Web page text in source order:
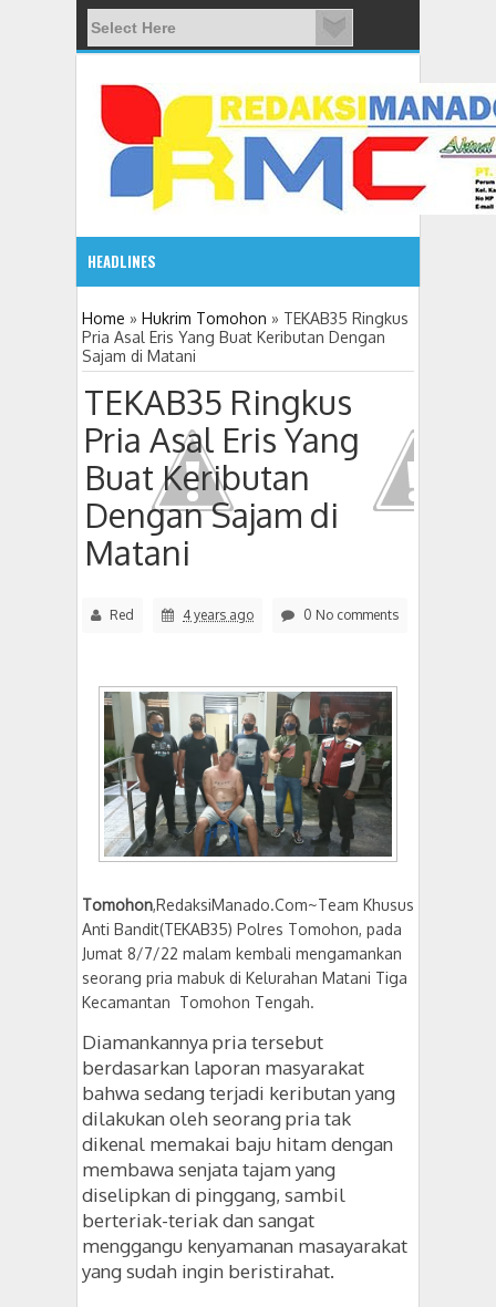
HEADLINES
08:03 AM
ADVETORIAL JONRU GANTIKAN MONO PIMPIN DPRD
Home » Hukrim Tomohon » TEKAB35 Ringkus
Pria Asal Eris Yang Buat Keributan Dengan
Sajam di Matani
TEKAB35 Ringkus
Pria Asal Eris Yang
Buat Keributan
Dengan Sajam di
Matani
Red 4 years ago 0 No comments
Tomohon,RedaksiManado.Com~Team Khusus
Anti Bandit(TEKAB35) Polres Tomohon, pada
Jumat 8/7/22 malam kembali mengamankan
seorang pria mabuk di Kelurahan Matani Tiga
Kecamantan Tomohon Tengah.
Diamankannya pria tersebut
berdasarkan laporan masyarakat
bahwa sedang terjadi keributan yang
dilakukan oleh seorang pria tak
dikenal memakai baju hitam dengan
membawa senjata tajam yang
diselipkan di pinggang, sambil
berteriak-teriak dan sangat
menggangu kenyamanan masayarakat
yang sudah ingin beristirahat.